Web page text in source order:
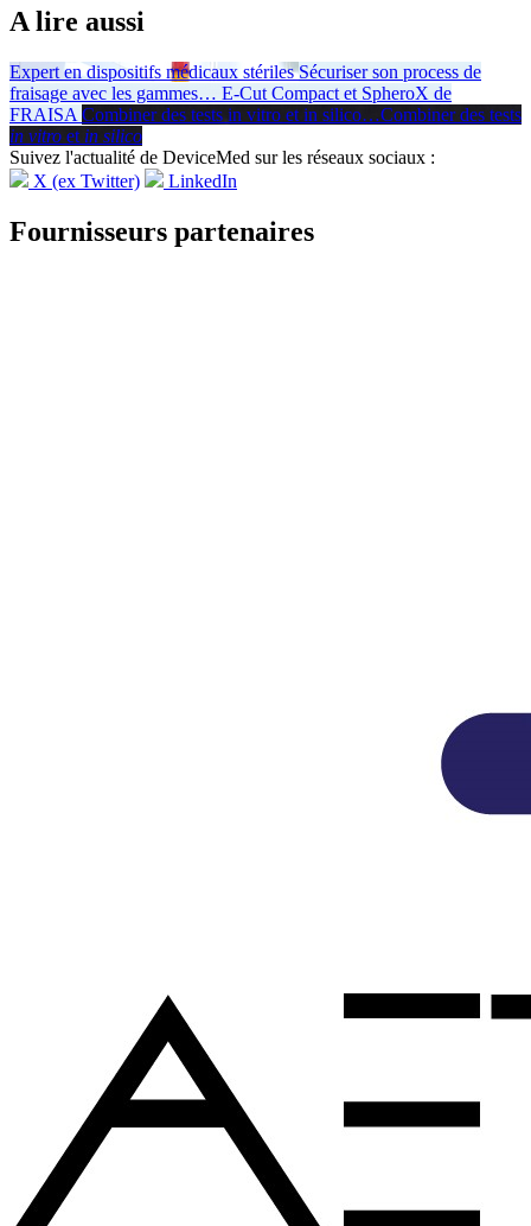
A lire aussi
Expert en dispositifs médicaux stériles Sécuriser son process de
fraisage avec les gammes… E-Cut Compact et SpheroX de
FRAISA Combiner des tests in vitro et in silico…Combiner des tests
in vitro et in silico
Suivez l'actualité de DeviceMed sur les réseaux sociaux :
X (ex Twitter)
LinkedIn
Fournisseurs partenaires